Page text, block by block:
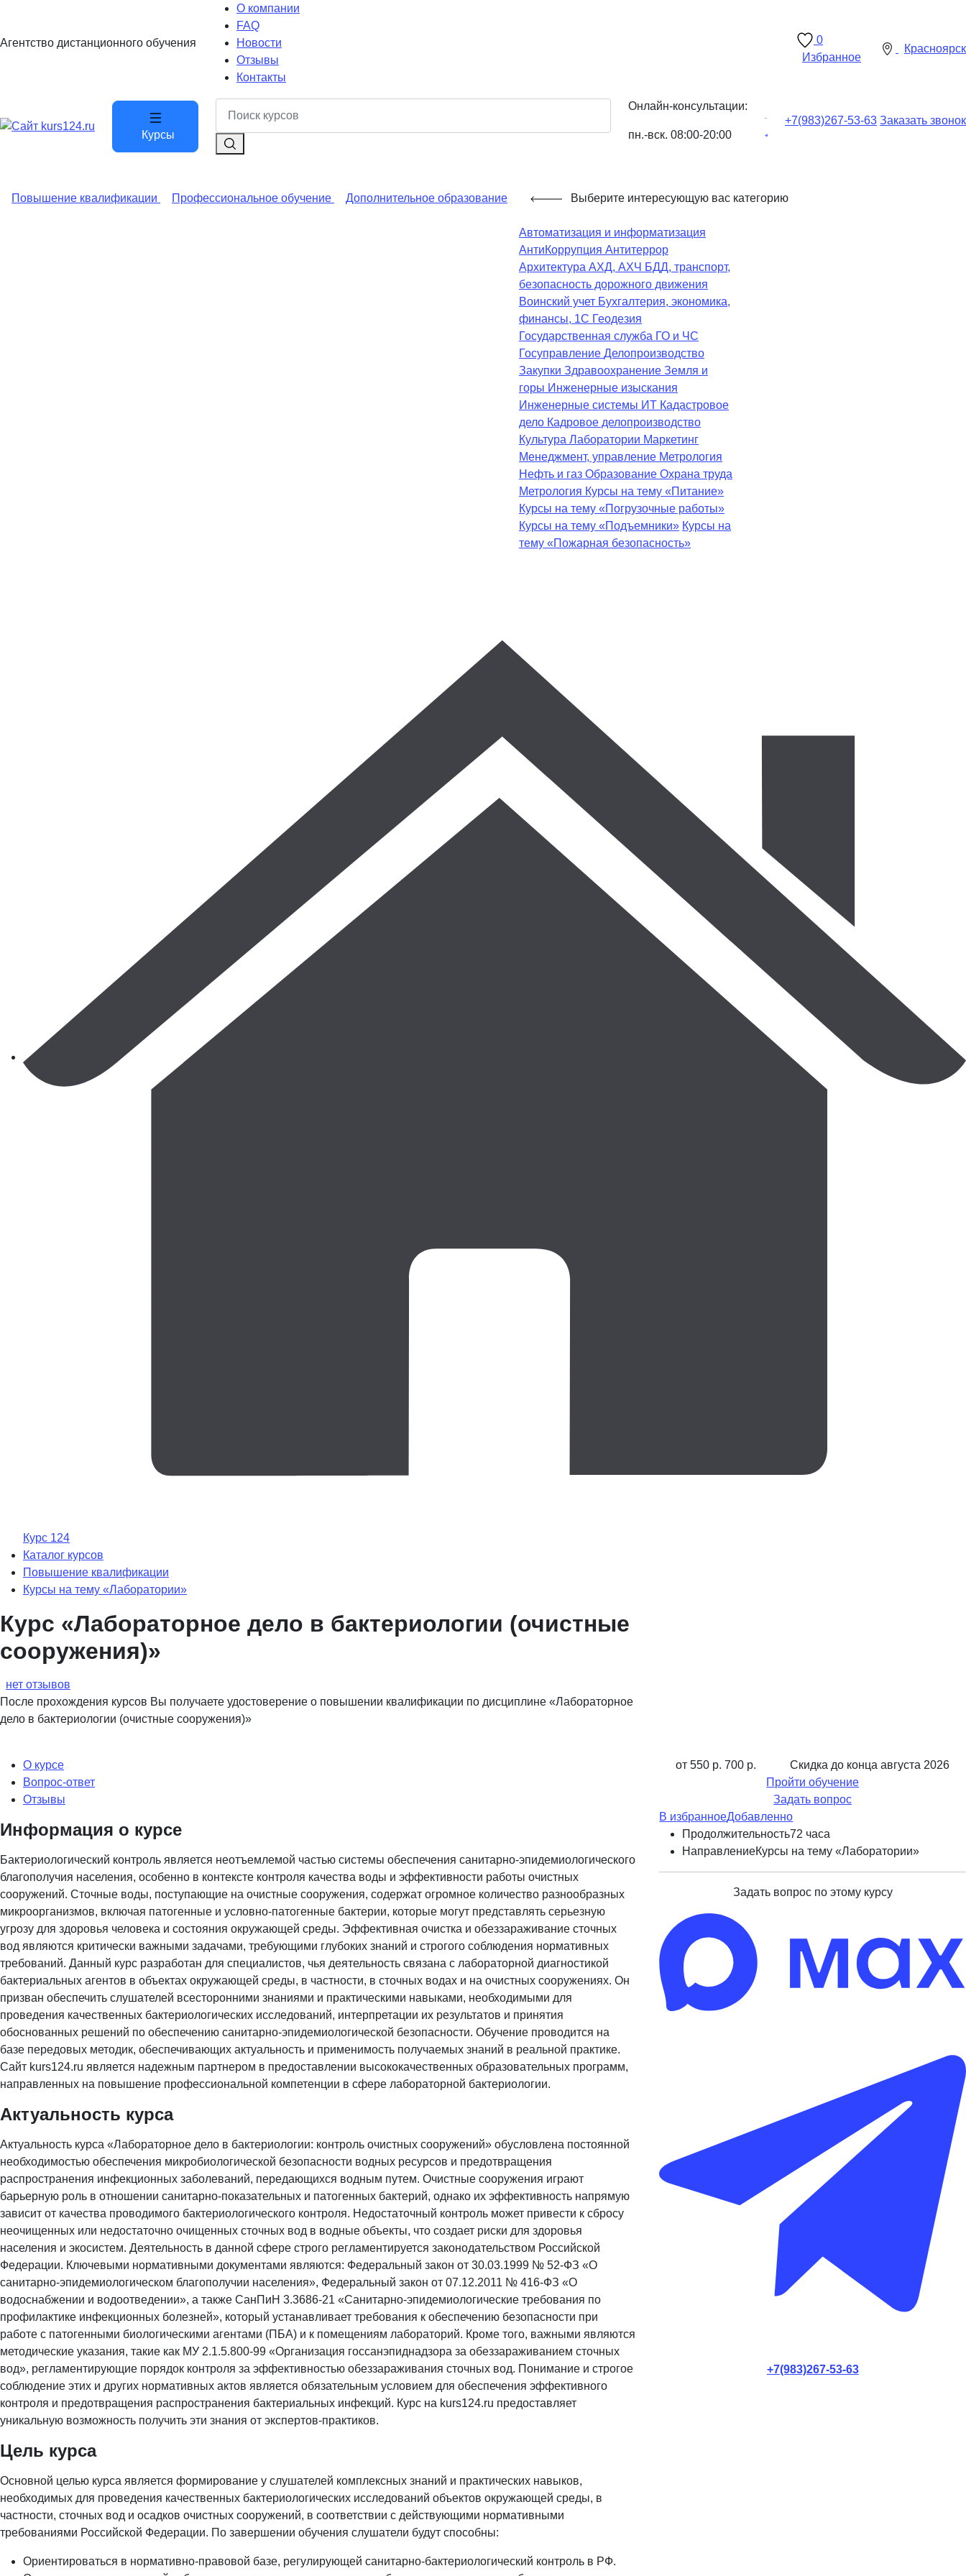
Агентство дистанционного обучения
О компании
FAQ
Новости
Отзывы
Контакты
0
Избранное
Красноярск
Курсы
Онлайн-консультации:
пн.-вск. 08:00-20:00
+7(983)267-53-63 Заказать звонок
Повышение квалификации Профессиональное обучение Дополнительное образование Выберите интересующую вас категорию
Автоматизация и информатизация
АнтиКоррупция Антитеррор
Архитектура АХД, АХЧ БДД, транспорт,
безопасность дорожного движения
Воинский учет Бухгалтерия, экономика,
финансы, 1С Геодезия
Государственная служба ГО и ЧС
Госуправление Делопроизводство
Закупки Здравоохранение Земля и
горы Инженерные изыскания
Инженерные системы ИТ Кадастровое
дело Кадровое делопроизводство
Культура Лаборатории Маркетинг
Менеджмент, управление Метрология
Нефть и газ Образование Охрана труда
Метрология Курсы на тему «Питание»
Курсы на тему «Погрузочные работы»
Курсы на тему «Подъемники» Курсы на
тему «Пожарная безопасность»
Курс 124
Каталог курсов
Повышение квалификации
Курсы на тему «Лаборатории»
Курс «Лабораторное дело в бактериологии (очистные
сооружения)»
нет отзывов
После прохождения курсов Вы получаете удостоверение о повышении квалификации по дисциплине «Лабораторное
дело в бактериологии (очистные сооружения)»
О курсе
Вопрос-ответ
Отзывы
Информация о курсе
Бактериологический контроль является неотъемлемой частью системы обеспечения санитарно-эпидемиологического
благополучия населения, особенно в контексте контроля качества воды и эффективности работы очистных
сооружений. Сточные воды, поступающие на очистные сооружения, содержат огромное количество разнообразных
микроорганизмов, включая патогенные и условно-патогенные бактерии, которые могут представлять серьезную
угрозу для здоровья человека и состояния окружающей среды. Эффективная очистка и обеззараживание сточных
вод являются критически важными задачами, требующими глубоких знаний и строгого соблюдения нормативных
требований. Данный курс разработан для специалистов, чья деятельность связана с лабораторной диагностикой
бактериальных агентов в объектах окружающей среды, в частности, в сточных водах и на очистных сооружениях. Он
призван обеспечить слушателей всесторонними знаниями и практическими навыками, необходимыми для
проведения качественных бактериологических исследований, интерпретации их результатов и принятия
обоснованных решений по обеспечению санитарно-эпидемиологической безопасности. Обучение проводится на
базе передовых методик, обеспечивающих актуальность и применимость получаемых знаний в реальной практике.
Сайт kurs124.ru является надежным партнером в предоставлении высококачественных образовательных программ,
направленных на повышение профессиональной компетенции в сфере лабораторной бактериологии.
Актуальность курса
Актуальность курса «Лабораторное дело в бактериологии: контроль очистных сооружений» обусловлена постоянной
необходимостью обеспечения микробиологической безопасности водных ресурсов и предотвращения
распространения инфекционных заболеваний, передающихся водным путем. Очистные сооружения играют
барьерную роль в отношении санитарно-показательных и патогенных бактерий, однако их эффективность напрямую
зависит от качества проводимого бактериологического контроля. Недостаточный контроль может привести к сбросу
неочищенных или недостаточно очищенных сточных вод в водные объекты, что создает риски для здоровья
населения и экосистем. Деятельность в данной сфере строго регламентируется законодательством Российской
Федерации. Ключевыми нормативными документами являются: Федеральный закон от 30.03.1999 № 52-ФЗ «О
санитарно-эпидемиологическом благополучии населения», Федеральный закон от 07.12.2011 № 416-ФЗ «О
водоснабжении и водоотведении», а также СанПиН 3.3686-21 «Санитарно-эпидемиологические требования по
профилактике инфекционных болезней», который устанавливает требования к обеспечению безопасности при
работе с патогенными биологическими агентами (ПБА) и к помещениям лабораторий. Кроме того, важными являются
методические указания, такие как МУ 2.1.5.800-99 «Организация госсанэпиднадзора за обеззараживанием сточных
вод», регламентирующие порядок контроля за эффективностью обеззараживания сточных вод. Понимание и строгое
соблюдение этих и других нормативных актов является обязательным условием для обеспечения эффективного
контроля и предотвращения распространения бактериальных инфекций. Курс на kurs124.ru предоставляет
уникальную возможность получить эти знания от экспертов-практиков.
Цель курса
Основной целью курса является формирование у слушателей комплексных знаний и практических навыков,
необходимых для проведения качественных бактериологических исследований объектов окружающей среды, в
частности, сточных вод и осадков очистных сооружений, в соответствии с действующими нормативными
требованиями Российской Федерации. По завершении обучения слушатели будут способны:
Ориентироваться в нормативно-правовой базе, регулирующей санитарно-бактериологический контроль в РФ.
от 550 р. 700 р. Скидка до конца августа 2026
Пройти обучение
Задать вопрос
В избранноеДобавленно
Продолжительность72 часа
НаправлениеКурсы на тему «Лаборатории»
Задать вопрос по этому курсу
+7(983)267-53-63